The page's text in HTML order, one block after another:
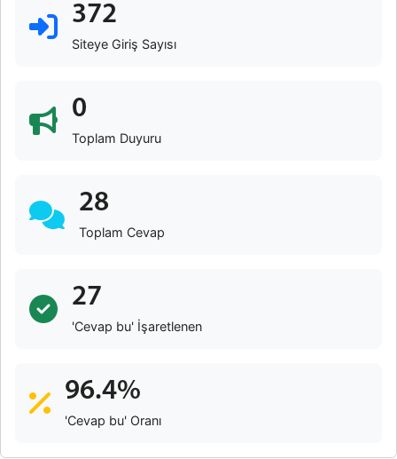
372
Siteye Giriş Sayısı
0
Toplam Duyuru
28
Toplam Cevap
27
'Cevap bu' İşaretlenen
96.4%
'Cevap bu' Oranı